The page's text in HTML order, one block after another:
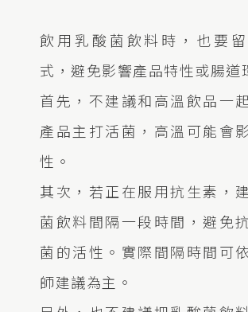
飲用乳酸菌飲料時，也要
式，避免影響產品特性或腸道
首先，不建議和高溫飲品一
產品主打活菌，高溫可能會
性。
其次，若正在服用抗生素，
菌飲料間隔一段時間，避免
菌的活性。實際間隔時間可
師建議為主。